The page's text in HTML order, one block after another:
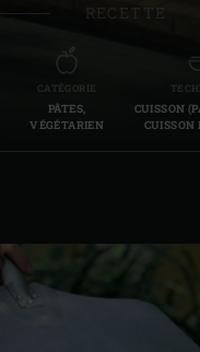
RECETTE
CATÉGORIE
PÂTES,
VÉGÉTARIEN
CUISSON
CUISSON